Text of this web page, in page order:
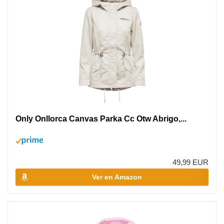
Only Onllorca Canvas Parka Cc Otw Abrigo,...
49,99 EUR
Ver en Amazon